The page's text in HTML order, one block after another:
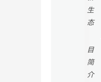
生
态
目
简
介